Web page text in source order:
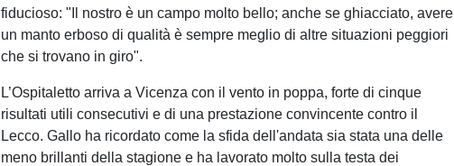
fiducioso: "Il nostro è un campo molto bello; anche se ghiacciato, avere
un manto erboso di qualità è sempre meglio di altre situazioni peggiori
che si trovano in giro".
L’Ospitaletto arriva a Vicenza con il vento in poppa, forte di cinque
risultati utili consecutivi e di una prestazione convincente contro il
Lecco. Gallo ha ricordato come la sfida dell'andata sia stata una delle
meno brillanti della stagione e ha lavorato molto sulla testa dei